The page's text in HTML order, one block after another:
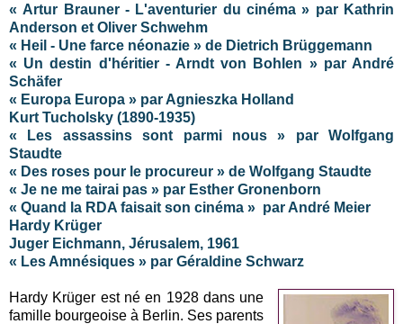
« Artur Brauner - L'aventurier du cinéma » par Kathrin
Anderson et Oliver Schwehm
« Heil - Une farce néonazie » de Dietrich Brüggemann
« Un destin d'héritier - Arndt von Bohlen » par André
Schäfer
« Europa Europa » par Agnieszka Holland
Kurt Tucholsky (1890-1935)
« Les assassins sont parmi nous » par Wolfgang
Staudte
« Des roses pour le procureur » de Wolfgang Staudte
« Je ne me tairai pas » par Esther Gronenborn
« Quand la RDA faisait son cinéma » par André Meier
Hardy Krüger
Juger Eichmann, Jérusalem, 1961
« Les Amnésiques » par Géraldine Schwarz
Hardy Krüger est né en 1928 dans une
famille bourgeoise à Berlin. Ses parents